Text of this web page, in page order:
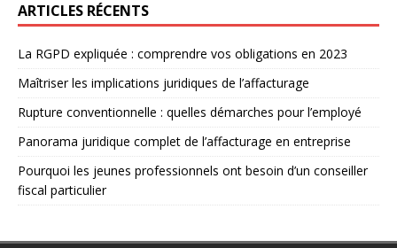
ARTICLES RÉCENTS
La RGPD expliquée : comprendre vos obligations en 2023
Maîtriser les implications juridiques de l’affacturage
Rupture conventionnelle : quelles démarches pour l’employé
Panorama juridique complet de l’affacturage en entreprise
Pourquoi les jeunes professionnels ont besoin d’un conseiller
fiscal particulier